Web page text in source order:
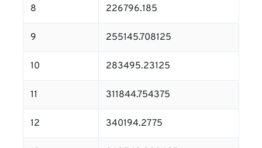
8 226796.185
9 255145.708125
10 283495.23125
11 311844.754375
12 340194.2775